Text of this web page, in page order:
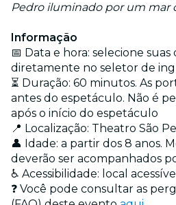
Pedro iluminado por um mar
Informação
📅 Data e hora: selecione suas
diretamente no seletor de
⏳ Duração: 60 minutos. As
antes do espetáculo. Não é
após o início do espetáculo
📍 Localização: Theatro São
👤 Idade: a partir dos 8 anos.
deverão ser acompanhados
♿ Acessibilidade: local
❓ Você pode consultar as